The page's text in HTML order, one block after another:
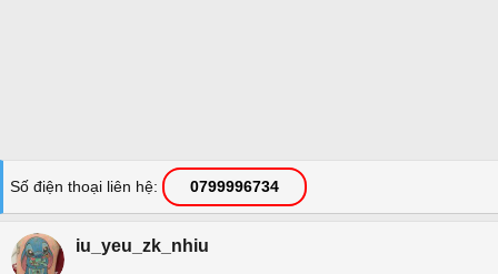
Số điện thoại liên hệ 0799996734
iu_yeu_zk_nhiu